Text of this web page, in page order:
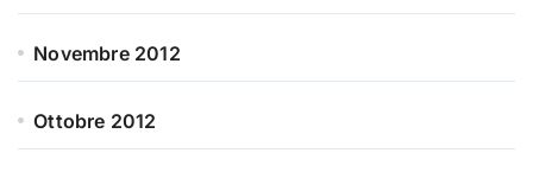
Novembre 2012
Ottobre 2012